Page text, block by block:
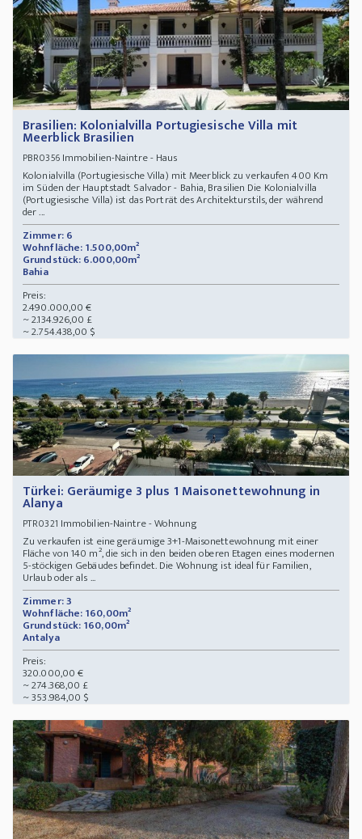
Brasilien: Kolonialvilla Portugiesische Villa mit
Meerblick Brasilien
PBR0356Immobilien-Naintre - Haus
Kolonialvilla (Portugiesische Villa) mit Meerblick zu verkaufen 400 Km
im Süden der Hauptstadt Salvador - Bahia, Brasilien Die Kolonialvilla
(Portugiesische Villa) ist das Porträt des Architekturstils, der während
der ...
Zimmer: 6
Wohnfläche: 1.500,00m²
Grundstück: 6.000,00m²
Bahia
Preis:
2.490.000,00 €
~ 2.134.926,00 £
~ 2.754.438,00 $
Türkei: Geräumige 3 plus 1 Maisonettewohnung in
Alanya
PTR0321 Immobilien-Naintre - Wohnung
Zu verkaufen ist eine geräumige 3+1-Maisonettewohnung mit einer
Fläche von 140 m², die sich in den beiden oberen Etagen eines modernen
5-stöckigen Gebäudes befindet. Die Wohnung ist ideal für Familien,
Urlaub oder als ...
Zimmer: 3
Wohnfläche: 160,00m²
Grundstück: 160,00m²
Antalya
Preis:
320.000,00 €
~ 274.368,00 £
~ 353.984,00 $